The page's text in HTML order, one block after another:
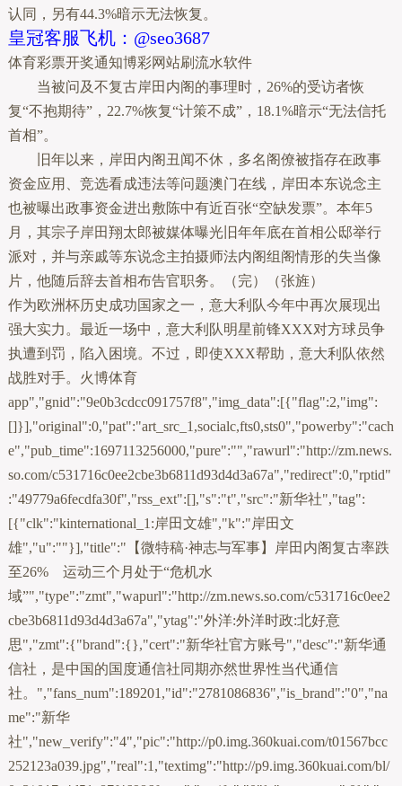
认同，另有44.3%暗示无法恢复。
皇冠客服飞机：@seo3687
体育彩票开奖通知博彩网站刷流水软件
当被问及不复古岸田内阁的事理时，26%的受访者恢
复“不抱期待”，22.7%恢复“计策不成”，18.1%暗示“无法信托
首相”。
旧年以来，岸田内阁丑闻不休，多名阁僚被指存在政事
资金应用、竞选看成违法等问题澳门在线，岸田本东说念主
也被曝出政事资金进出敷陈中有近百张“空缺发票”。本年5
月，其宗子岸田翔太郎被媒体曝光旧年年底在首相公邸举行
派对，并与亲戚等东说念主拍摄师法内阁组阁情形的失当像
片，他随后辞去首相布告官职务。（完）（张旌）
作为欧洲杯历史成功国家之一，意大利队今年中再次展现出
强大实力。最近一场中，意大利队明星前锋XXX对方球员争
执遭到罚，陷入困境。不过，即使XXX帮助，意大利队依然
战胜对手。火博体育
app","gnid":"9e0b3cdcc091757f8","img_data":[{"flag":2,"img":
[]}],"original":0,"pat":"art_src_1,socialc,fts0,sts0","powerby":"cach
e","pub_time":1697113256000,"pure":"","rawurl":"http://zm.news.
so.com/c531716c0ee2cbe3b6811d93d4d3a67a","redirect":0,"rptid"
:"49779a6fecdfa30f","rss_ext":[],"s":"t","src":"新华社","tag":
[{"clk":"kinternational_1:岸田文雄","k":"岸田文
雄","u":""}],"title":"【微特稿·神志与军事】岸田内阁复古率跌
至26% 运动三个月处于“危机水
域”","type":"zmt","wapurl":"http://zm.news.so.com/c531716c0ee2
cbe3b6811d93d4d3a67a","ytag":"外洋:外洋时政:北好意
思","zmt":{"brand":{},"cert":"新华社官方账号","desc":"新华通
信社，是中国的国度通信社同期亦然世界性当代通信
社。","fans_num":189201,"id":"2781086836","is_brand":"0","na
me":"新华
社","new_verify":"4","pic":"http://p0.img.360kuai.com/t01567bcc
252123a039.jpg","real":1,"textimg":"http://p9.img.360kuai.com/bl/